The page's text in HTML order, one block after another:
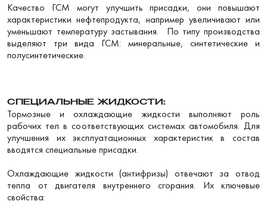
Качество ГСМ могут улучшить присадки, они повышают
характеристики нефтепродукта, например увеличивают или
уменьшают температуру застывания. По типу производства
выделяют три вида ГСМ: минеральные, синтетические и
полусинтетические.
СПЕЦИАЛЬНЫЕ ЖИДКОСТИ:
Тормозные и охлаждающие жидкости выполняют роль
рабочих тел в соответствующих системах автомобиля. Для
улучшения их эксплуатационных характеристик в состав
вводятся специальные присадки.
Охлаждающие жидкости (антифризы) отвечают за отвод
тепла от двигателя внутреннего сгорания. Их ключевые
свойства: